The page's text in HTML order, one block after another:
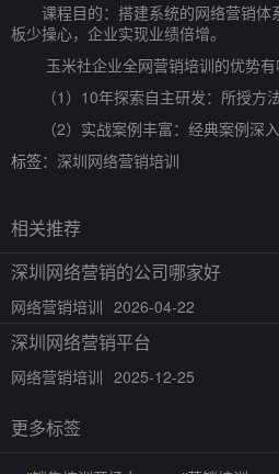
课程目的：搭建系统的网络营销体
板少操心，企业实现业绩倍增。
玉米社企业全网营销培训的优势有
（1）10年探索自主研发：所授方
（2）实战案例丰富：经典案例深
标签： 深圳网络营销培训
相关推荐
深圳网络营销的公司哪家好
网络营销培训 2026-04-22
深圳网络营销平台
网络营销培训 2025-12-25
更多标签